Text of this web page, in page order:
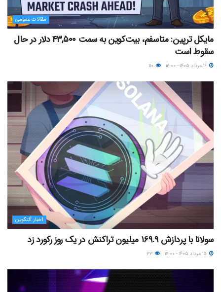
مقالات عمومی
مایکل ترپین: متاسفم، بیت‌کوین به سمت ۴۳,۵۰۰ دلار در حال
سقوط است
اخبار آلتکوین
سولانا با پردازش ۱۶۹.۹ میلیون تراکنش در یک روز رکورد زد